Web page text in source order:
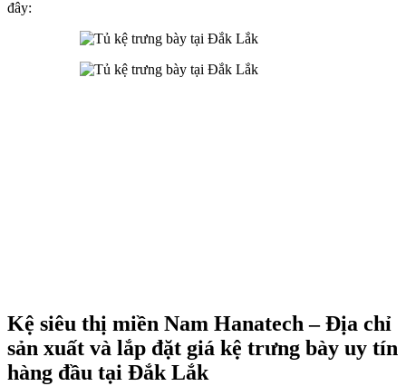
đây:
Kệ siêu thị miền Nam Hanatech – Địa chỉ
sản xuất và lắp đặt giá kệ trưng bày uy tín
hàng đầu tại Đắk Lắk